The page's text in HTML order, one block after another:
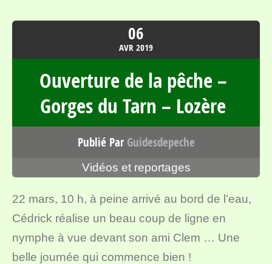
06
AVR2019
Ouverture de la pêche –
Gorges du Tarn – Lozère
Publié ParGuidesdepeche
Vidéos et reportages
22 mars, 10 h, à peine arrivé au bord de l’eau,
Cédrick réalise un beau coup de ligne en
nymphe à vue devant son ami Clem … Une
belle journée qui commence bien !